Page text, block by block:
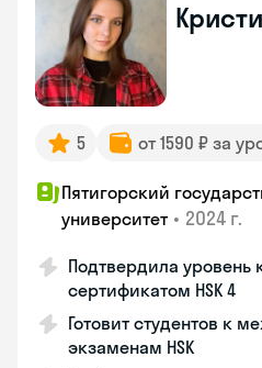
5 от 1590 ₽ за
Пятигорский
университет • 2024 г.
Подтвердила уровень
сертификатом HSK 4
Готовит студентов к
экзаменам HSK